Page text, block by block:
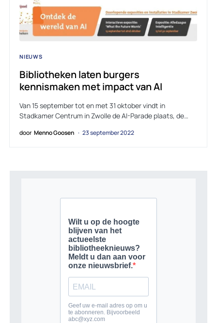
NIEUWS
Bibliotheken laten burgers
kennismaken met impact van AI
Van 15 september tot en met 31 oktober vindt in
Stadkamer Centrum in Zwolle de AI-Parade plaats, de…
door Menno Goosen 23 september 2022